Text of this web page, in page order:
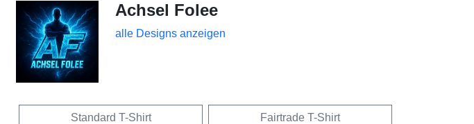
Achsel Folee
alle Designs anzeigen
Standard T-Shirt Fairtrade T-Shirt